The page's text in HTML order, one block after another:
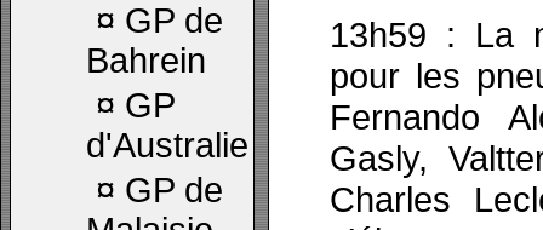
¤ GP de
Bahrein
¤ GP
d'Australie
¤ GP de
13h59 : La
pour les
Fernando
Gasly,
Charles